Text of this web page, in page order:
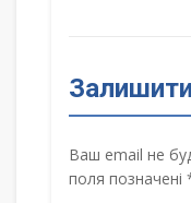
Залишити
Ваш email не
поля позначені